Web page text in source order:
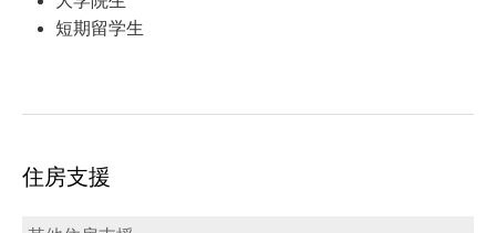
短期留学生
住房支援